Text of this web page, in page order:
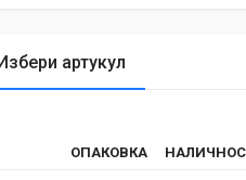
артукул
vitae sodales in, maximus ut
ОПАКОВКА